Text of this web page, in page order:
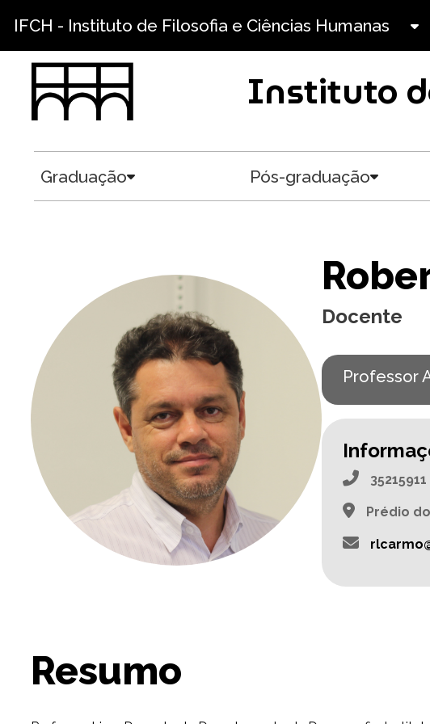
IFCH - Instituto de Filosofia e Ciências Humanas
Instituto
Graduação Pós-graduação
Docente
Professor
Prédio
Resumo